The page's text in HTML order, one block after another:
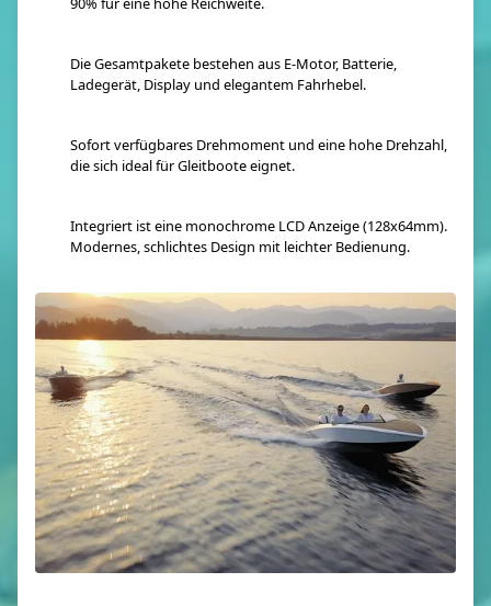
Die Gesamtpakete bestehen aus E-Motor, Batterie,
Ladegerät, Display und elegantem Fahrhebel.
Sofort verfügbares Drehmoment und eine hohe Drehzahl,
die sich ideal für Gleitboote eignet.
Integriert ist eine monochrome LCD Anzeige (128x64mm).
Modernes, schlichtes Design mit leichter Bedienung.